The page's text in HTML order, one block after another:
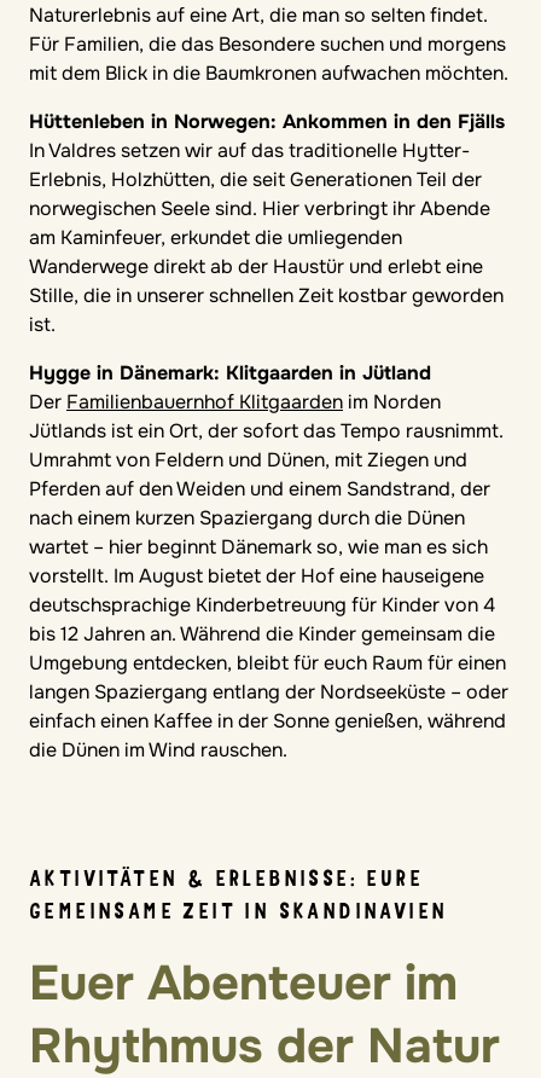
Naturerlebnis auf eine Art, die man so selten findet.
Für Familien, die das Besondere suchen und morgens
mit dem Blick in die Baumkronen aufwachen möchten.
Hüttenleben in Norwegen: Ankommen in den Fjälls
In Valdres setzen wir auf das traditionelle Hytter-
Erlebnis, Holzhütten, die seit Generationen Teil der
norwegischen Seele sind. Hier verbringt ihr Abende
am Kaminfeuer, erkundet die umliegenden
Wanderwege direkt ab der Haustür und erlebt eine
Stille, die in unserer schnellen Zeit kostbar geworden
ist.
Hygge in Dänemark: Klitgaarden in Jütland
Der Familienbauernhof Klitgaarden im Norden
Jütlands ist ein Ort, der sofort das Tempo rausnimmt.
Umrahmt von Feldern und Dünen, mit Ziegen und
Pferden auf den Weiden und einem Sandstrand, der
nach einem kurzen Spaziergang durch die Dünen
wartet – hier beginnt Dänemark so, wie man es sich
vorstellt. Im August bietet der Hof eine hauseigene
deutschsprachige Kinderbetreuung für Kinder von 4
bis 12 Jahren an. Während die Kinder gemeinsam die
Umgebung entdecken, bleibt für euch Raum für einen
langen Spaziergang entlang der Nordseeküste – oder
einfach einen Kaffee in der Sonne genießen, während
die Dünen im Wind rauschen.
AKTIVITÄTEN & ERLEBNISSE: EURE
GEMEINSAME ZEIT IN SKANDINAVIEN
Euer Abenteuer im
Rhythmus der Natur